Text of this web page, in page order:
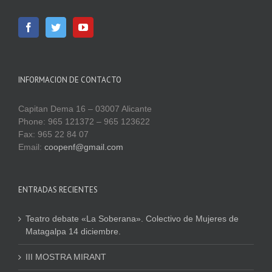
INFORMACION DE CONTACTO
Capitan Dema 16 – 03007 Alicante
Phone: 965 121372 – 965 123622
Fax: 965 22 84 07
Email: coopenf@gmail.com
ENTRADAS RECIENTES
Teatro debate «La Soberana». Colectivo de Mujeres de
Matagalpa 14 diciembre.
III MOSTRA MIRANT